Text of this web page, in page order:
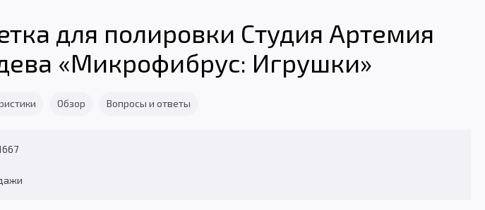
для полировки Студия Артемия
«Микрофибрус: Игрушки»
Обзор Вопросы и ответы